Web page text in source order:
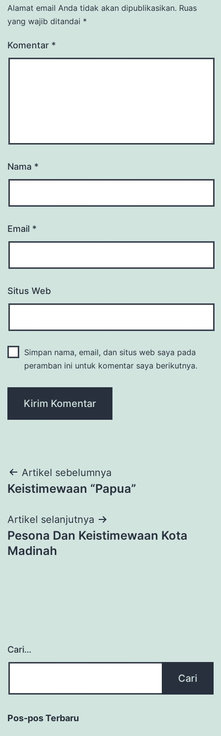
Alamat email Anda tidak akan dipublikasikan. Ruas
yang wajib ditandai *
Komentar *
Nama *
Email *
Situs Web
Simpan nama, email, dan situs web saya pada
peramban ini untuk komentar saya berikutnya.
Navigasi
pos
Artikel sebelumnya
Keistimewaan “Papua”
Artikel selanjutnya
Pesona Dan Keistimewaan Kota
Madinah
Cari…
Pos-pos Terbaru